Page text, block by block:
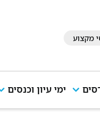
מקצוע
ימי עיון וכנסים